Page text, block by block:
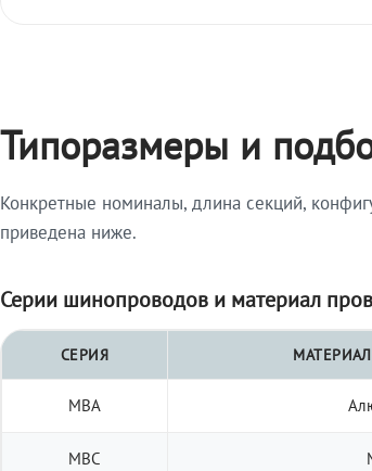
Типоразмеры и
Конкретные номиналы, длина секций,
приведена ниже.
Серии шинопроводов и материал
СЕРИЯ
МВА
МВС